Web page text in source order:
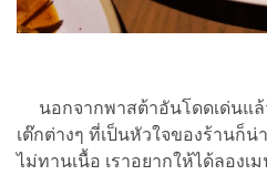
นอกจากพาสต้าอันโดดเด่นแล้
เต๊กต่างๆ ที่เป็นหัวใจของร้านก็
ไม่ทานเนื้อ เราอยากให้ได้ลองเ